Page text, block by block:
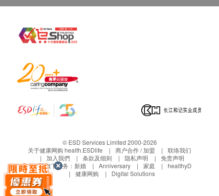
© ESD Services Limited 2000-2026
关于健康网购 health.ESDlife
商户合作 / 加盟
联络我们
加入我們
条款及细则 隐私声明
免责声明
生活易旗下业务： 新婚 Anniversary 家庭
healthyD
健康网购
Digital Solutions